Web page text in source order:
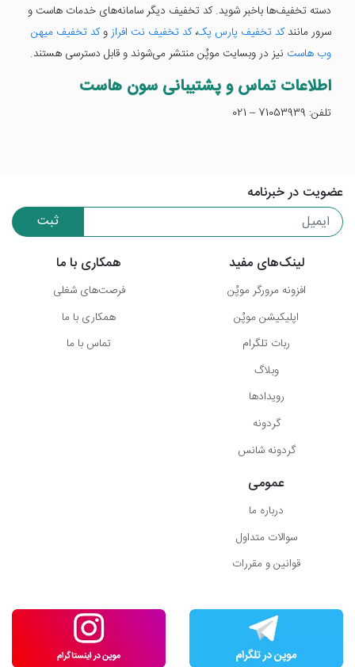
دسته تخفیف‌ها باخبر شوید. کد تخفیف دیگر سامانه‌های خدمات هاست و
سرور مانندکد تخفیف پارس پک،کد تخفیف نت افرازوکد تخفیف میهن
وب هاست نیز در وبسایت موپُن منتشر می‌شوند و قابل دسترسی هستند.
اطلاعات تماس و پشتیبانی سون هاست
تلفن: 71053939 – 021
عضویت در خبرنامه
ثبت
لینک‌های مفید
افزونه مرورگر موپُن
اپلیکیشن موپُن
ربات تلگرام
وبلاگ
رویدادها
گردونه
گردونه شانس
همکاری با ما
فرصت‌های شغلی
همکاری با ما
تماس با ما
عمومی
درباره ما
سوالات متداول
قوانین و مقررات